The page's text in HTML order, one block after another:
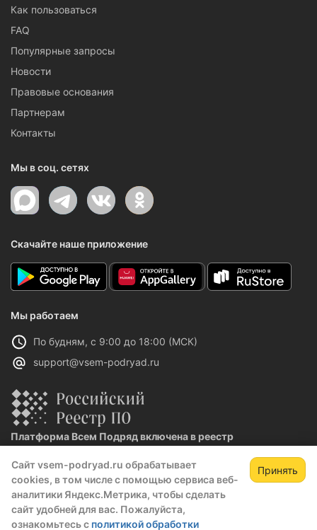
Сайт vsem-podryad.ru обрабатывает
cookies, в том числе с помощью сервиса веб-
аналитики Яндекс.Метрика, чтобы сделать
сайт удобней для вас. Пожалуйста,
ознакомьтесь с политикой обработки
Принять
Как пользоваться
FAQ
Популярные запросы
Новости
Правовые основания
Партнерам
Контакты
Мы в соц. сетях
Скачайте наше приложение
Мы работаем
По будням, с 9:00 до 18:00 (МСК)
support@vsem-podryad.ru
Платформа Всем Подряд включена в реестр
Реестровая запись №32021 от 06.02.2026
Политика конфиденциальности